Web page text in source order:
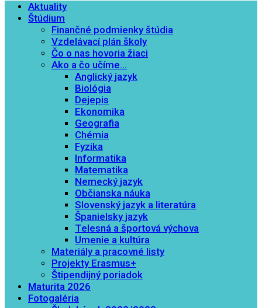
Aktuality
Štúdium
Finančné podmienky štúdia
Vzdelávací plán školy
Čo o nas hovoria žiaci
Ako a čo učíme…
Anglický jazyk
Biológia
Dejepis
Ekonomika
Geografia
Chémia
Fyzika
Informatika
Matematika
Nemecký jazyk
Občianska náuka
Slovenský jazyk a literatúra
Španielsky jazyk
Telesná a športová výchova
Umenie a kultúra
Materiály a pracovné listy
Projekty Erasmus+
Štipendijný poriadok
Maturita 2026
Fotogaléria